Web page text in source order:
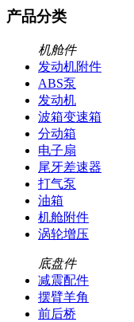
产品分类
机舱件
发动机附件
ABS泵
发动机
波箱变速箱
分动箱
电子扇
尾牙差速器
打气泵
油箱
机舱附件
涡轮增压
底盘件
减震配件
摆臂羊角
前后桥